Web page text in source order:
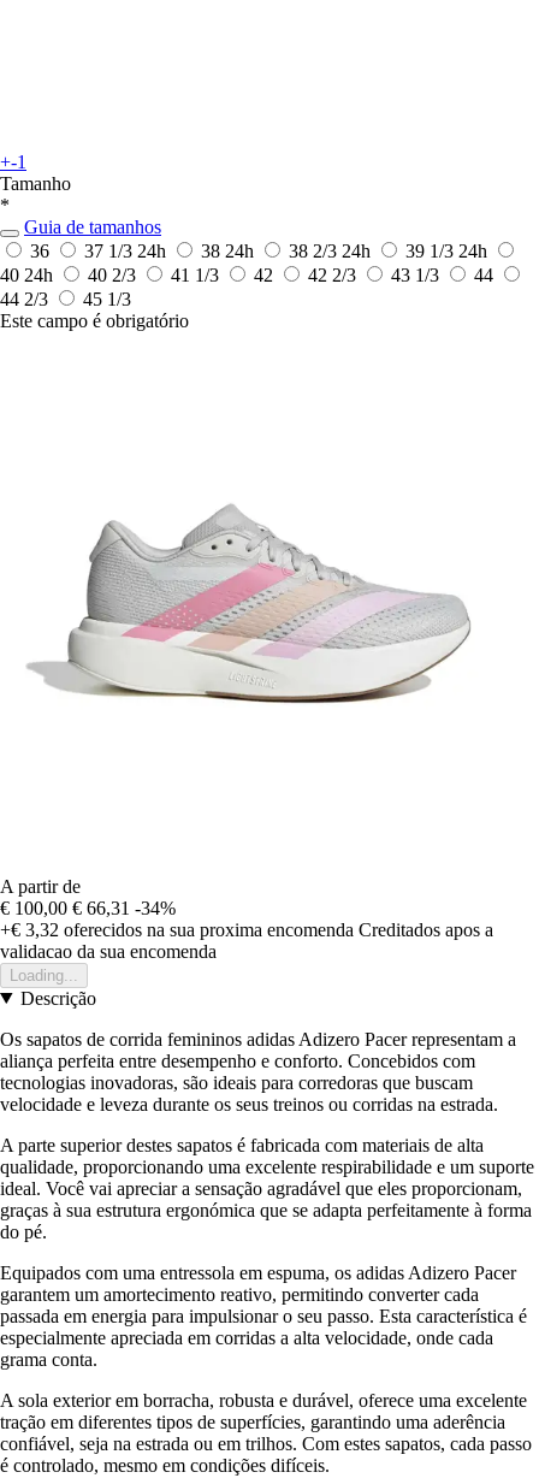
+-1
Tamanho
*
Guia de tamanhos
36
37 1/3 24h 38 24h 38 2/3 24h 39 1/3 24h
40 24h 40 2/3 41 1/3 42 42 2/3 43 1/3
44
44 2/3
45 1/3
Este campo é obrigatório
A partir de
€ 100,00 € 66,31 -34%
+€ 3,32 oferecidos na sua proxima encomenda Creditados apos a
validacao da sua encomenda
Loading...
Descrição
Os sapatos de corrida femininos adidas Adizero Pacer representam a
aliança perfeita entre desempenho e conforto. Concebidos com
tecnologias inovadoras, são ideais para corredoras que buscam
velocidade e leveza durante os seus treinos ou corridas na estrada.
A parte superior destes sapatos é fabricada com materiais de alta
qualidade, proporcionando uma excelente respirabilidade e um suporte
ideal. Você vai apreciar a sensação agradável que eles proporcionam,
graças à sua estrutura ergonómica que se adapta perfeitamente à forma
do pé.
Equipados com uma entressola em espuma, os adidas Adizero Pacer
garantem um amortecimento reativo, permitindo converter cada
passada em energia para impulsionar o seu passo. Esta característica é
especialmente apreciada em corridas a alta velocidade, onde cada
grama conta.
A sola exterior em borracha, robusta e durável, oferece uma excelente
tração em diferentes tipos de superfícies, garantindo uma aderência
confiável, seja na estrada ou em trilhos. Com estes sapatos, cada passo
é controlado, mesmo em condições difíceis.